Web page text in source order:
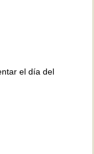
el día del